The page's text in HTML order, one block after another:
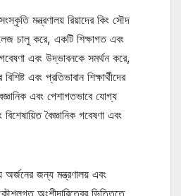
মন্ত্রণালয় রিয়াদের কিং সৌদ
চালু করে, একটি শিক্ষাগত এবং
এবং উদ্ভাবনকে সমর্থন করে,
এবং প্রতিভাবান শিক্ষার্থীদের
এবং পেশাগতভাবে যোগ্য
বৈজ্ঞানিক গবেষণা এবং
জন্য মন্ত্রণালয় এবং